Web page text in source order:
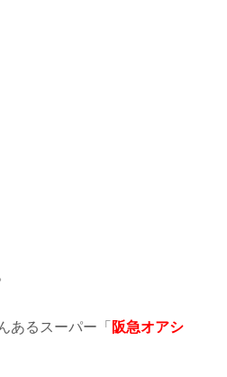
あるスーパー「 阪急オアシ